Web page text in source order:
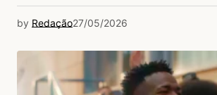
by Redação27/05/2026